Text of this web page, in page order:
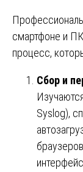
смартфоне и
процесс,
Сбор и
Syslog),